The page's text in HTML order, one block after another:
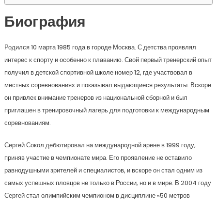
Биография
Родился 10 марта 1985 года в городе Москва. С детства проявлял
интерес к спорту и особенно к плаванию. Свой первый тренерский опыт
получил в детской спортивной школе номер 12, где участвовал в
местных соревнованиях и показывал выдающиеся результаты. Вскоре
он привлек внимание тренеров из национальной сборной и был
приглашен в тренировочный лагерь для подготовки к международным
соревнованиям.
Сергей Сокол дебютировал на международной арене в 1999 году,
приняв участие в чемпионате мира. Его проявление не оставило
равнодушными зрителей и специалистов, и вскоре он стал одним из
самых успешных пловцов не только в России, но и в мире. В 2004 году
Сергей стал олимпийским чемпионом в дисциплине «50 метров